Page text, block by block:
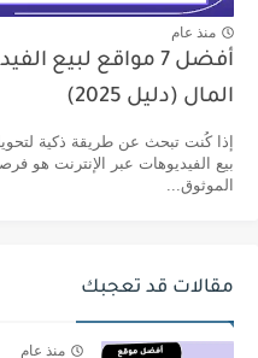
منذ عام
أفضل 7 مواقع لبيع
المال (دليل 2025)
إذا كُنت تبحث عن طريقة ذكية
بيع الفيديوهات عبر الإنترنت هو
الموثوق...
مقالات قد تعجبك
منذ عام